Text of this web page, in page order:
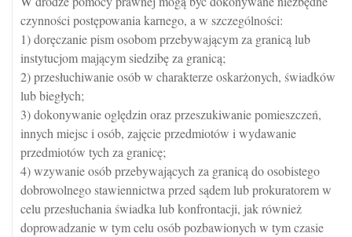
czynności postępowania karnego, a w szczególności:
1) doręczanie pism osobom przebywającym za granicą lub
instytucjom mającym siedzibę za granicą;
2) przesłuchiwanie osób w charakterze oskarżonych, świadków
lub biegłych;
3) dokonywanie oględzin oraz przeszukiwanie pomieszczeń,
innych miejsc i osób, zajęcie przedmiotów i wydawanie
przedmiotów tych za granicę;
4) wzywanie osób przebywających za granicą do osobistego
dobrowolnego stawiennictwa przed sądem lub prokuratorem w
celu przesłuchania świadka lub konfrontacji, jak również
doprowadzanie w tym celu osób pozbawionych w tym czasie